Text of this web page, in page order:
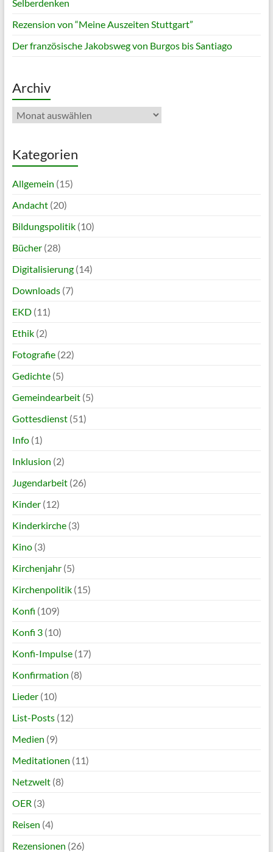
Selberdenken
Rezension von “Meine Auszeiten Stuttgart”
Der französische Jakobsweg von Burgos bis Santiago
Archiv
Archiv
Kategorien
Allgemein (15)
Andacht(20)
Bildungspolitik(10)
Bücher(28)
Digitalisierung(14)
Downloads(7)
EKD(11)
Ethik(2)
Fotografie(22)
Gedichte(5)
Gemeindearbeit(5)
Gottesdienst(51)
Info(1)
Inklusion (2)
Jugendarbeit(26)
Kinder(12)
Kinderkirche(3)
Kino(3)
Kirchenjahr(5)
Kirchenpolitik(15)
Konfi (109)
Konfi 3(10)
Konfi-Impulse(17)
Konfirmation (8)
Lieder(10)
List-Posts(12)
Medien (9)
Meditationen (11)
Netzwelt(8)
OER (3)
Reisen (4)
Rezensionen (26)